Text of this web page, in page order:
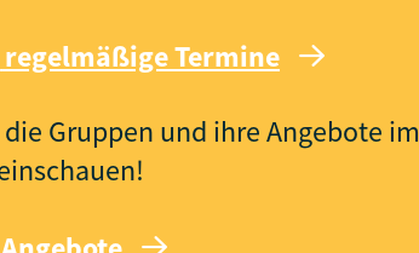
Termine
Gruppen und ihre Angebote im